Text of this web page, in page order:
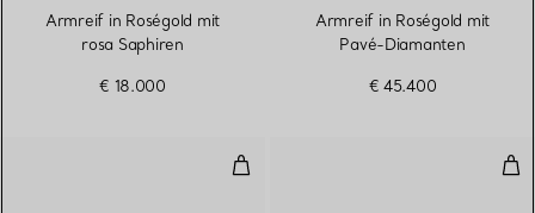
Armreif in Roségold mit
rosa Saphiren
€ 18.000
Armreif in Roségold mit
Pavé-Diamanten
€ 45.400
Square Armreif mit Pavé-